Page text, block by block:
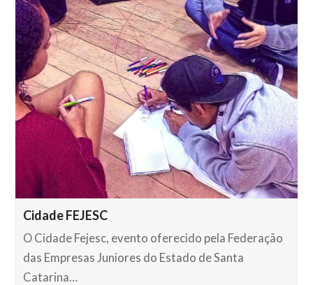
Cidade FEJESC
O Cidade Fejesc, evento oferecido pela Federação
das Empresas Juniores do Estado de Santa
Catarina…